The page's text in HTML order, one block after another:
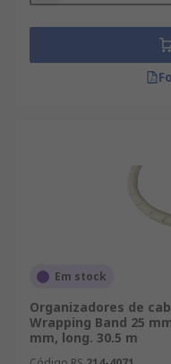
Em stock
Organizadores de
Wrapping Band 25
mm, long. 30.5 m